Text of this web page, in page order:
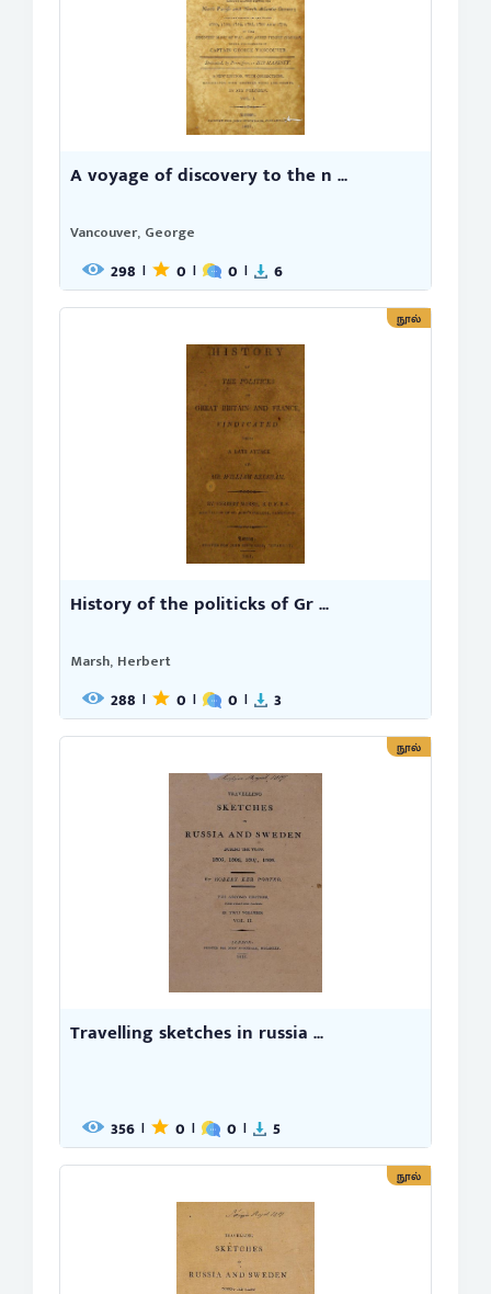
A voyage of discovery to the n ...
Vancouver, George
298 | 0 | 0 | 6
நூல்
History of the politicks of Gr ...
Marsh, Herbert
288 | 0 | 0 | 3
நூல்
Travelling sketches in russia ...
356 | 0 | 0 | 5
நூல்